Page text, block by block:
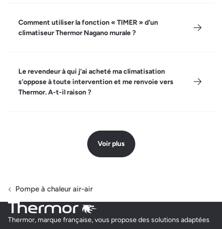
Comment utiliser la fonction « TIMER » d'un
climatiseur Thermor Nagano murale ?
Le revendeur à qui j’ai acheté ma climatisation
s’oppose à toute intervention et me renvoie vers
Thermor. A-t-il raison ?
Voir plus
Pompe à chaleur air-air
Thermor, marque française, vous propose des solutions adaptées